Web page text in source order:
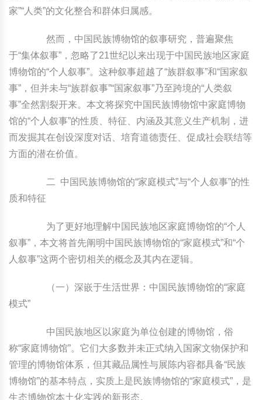
家”“人类”的文化整合和群体归属感。
然而，中国民族博物馆的叙事研究，普遍聚焦
于“集体叙事”，忽略了21世纪以来出现于中国民族地区家庭
博物馆的“个人叙事”。这种叙事超越了“族群叙事”和“国家叙
事”，但并未与“族群叙事”“国家叙事”乃至跨境的“人类叙
事”全然割裂开来。本文将探究中国民族博物馆中家庭博物
馆的“个人叙事”的性质、特征、内涵及其意义生产机制，进
而发掘其在创设深度对话、培育道德责任、促成社会联结等
方面的潜在价值。
二 中国民族博物馆的“家庭模式”与“个人叙事”的性
质和特征
为了更好地理解中国民族地区家庭博物馆的“个人
叙事”，本文将首先阐明中国民族博物馆的“家庭模式”和“个
人叙事”这两个密切相关的概念及其内在逻辑。
（一）深嵌于生活世界：中国民族博物馆的“家庭
模式”
中国民族地区以家庭为单位创建的博物馆，俗
称“家庭博物馆”。它们大多数并未正式纳入国家文物保护和
管理的博物馆体系，但其藏品属性与展陈内容都具备“民族
博物馆”的基本特点，实质上是民族博物馆的“家庭模式”，是
生态博物馆本土化实践的新形态。